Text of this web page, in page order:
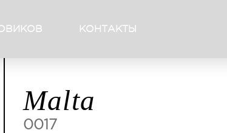
КОНТАКТЫ
Malta
0017